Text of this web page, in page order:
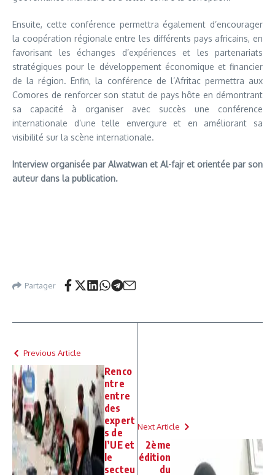
Ensuite, cette conférence permettra également d’encourager
la coopération régionale entre les différents pays africains, en
favorisant les échanges d’expériences et les partenariats
stratégiques pour le développement économique et financier
de la région. Enfin, la conférence de l’Afritac permettra aux
Comores de renforcer son statut de pays hôte en démontrant
sa capacité à organiser avec succès une conférence
internationale d’une telle envergure et en améliorant sa
visibilité sur la scène internationale.
Interview organisée par Alwatwan et Al-fajr et orientée par son
auteur dans la publication.
Partager
Previous Article
Renco
ntre
entre
des
expert
s de
l’UE et
le
secteu
Next Article
2ème
édition
du